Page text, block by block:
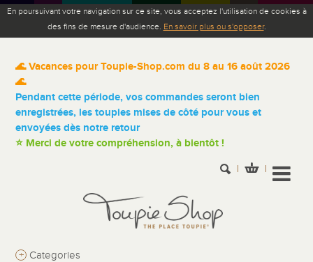
En poursuivant votre navigation sur ce site, vous acceptez l'utilisation de cookies à
des fins de mesure d'audience. En savoir plus ou s'opposer.
🌊 Vacances pour Toupie-Shop.com du 8 au 16 août 2026
🌊
Pendant cette période, vos commandes seront bien
enregistrées, les toupies mises de côté pour vous et
envoyées dès notre retour
⭐ Merci de votre compréhension, à bientôt !
+ Categories